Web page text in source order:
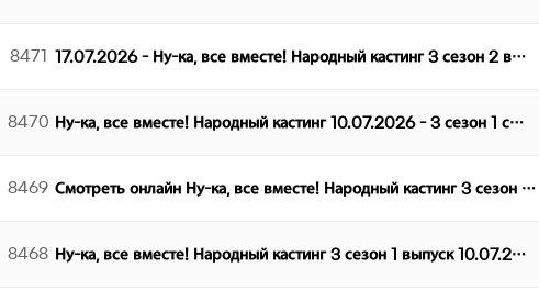
8471 17.07.2026 - Ну-ка, все вместе! Народный кастинг 3 сезон 2 в…
8470 Ну-ка, все вместе! Народный кастинг 10.07.2026 - 3 сезон 1 с…
8469 Смотреть онлайн Ну-ка, все вместе! Народный кастинг 3 сезон …
8468 Ну-ка, все вместе! Народный кастинг 3 сезон 1 выпуск 10.07.2…